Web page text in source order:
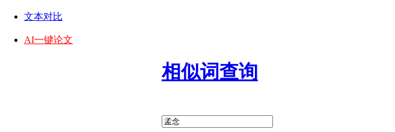
文本对比
AI一键论文
相似词查询